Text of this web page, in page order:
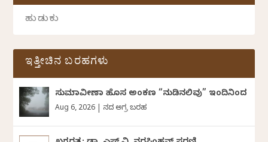
ಇತ್ತೀಚಿನ ಬರಹಗಳು
ಸುಮಾವೀಣಾ ಹೊಸ ಅಂಕಣ “ನುಡಿನಲಿವು” ಇಂದಿನಿಂದ
Aug 6, 2026 ದಿನದ ಅಗ್ರ ಬರಹ